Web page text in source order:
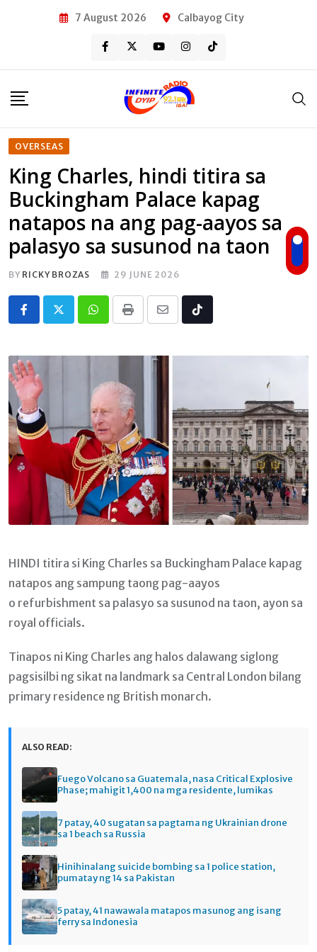
7 August 2026 Calbayog City
OVERSEAS
King Charles, hindi titira sa
Buckingham Palace kapag
natapos na ang pag-aayos sa
palasyo sa susunod na taon
BY RICKY BROZAS 29 JUNE 2026
Whatsapp
Print
Share
Email
Tiktok
HINDI titira si King Charles sa Buckingham Palace kapag
natapos ang sampung taong pag-aayos
o refurbishment sa palasyo sa susunod na taon, ayon sa
royal officials.
Tinapos ni King Charles ang halos dalawang siglong
pagsisilbi ng sikat na landmark sa Central London bilang
primary residence ng British monarch.
ALSO READ:
Fuego Volcano sa Guatemala, nasa Critical Explosive
Phase; mahigit 1,400 na mga residente, lumikas
7 patay, 40 sugatan sa pagtama ng Ukrainian drone
sa 1 beach sa Russia
Hinihinalang suicide bombing sa 1 police station,
pumatay ng 14 sa Pakistan
5 patay, 41 nawawala matapos masunog ang isang
ferry sa Indonesia